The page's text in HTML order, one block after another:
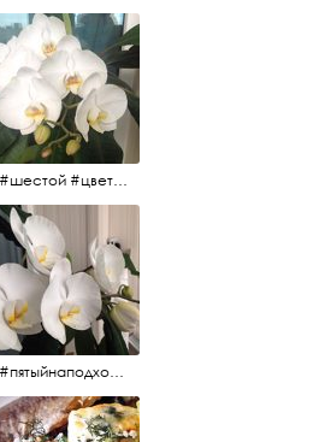
#шестой #цветыцветут #цветы #лето2017 #летнийснег
#пятыйнаподходе# цветы #весна2017